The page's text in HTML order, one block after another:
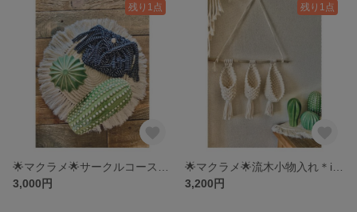
残り1点
3,000円
残り1点
3,200円